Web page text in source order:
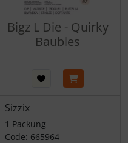
Bigz L Die - Quirky
Baubles
Sizzix
1 Packung
Code: 665964